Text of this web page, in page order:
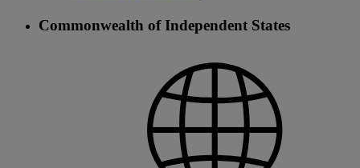
Commonwealth of Independent States